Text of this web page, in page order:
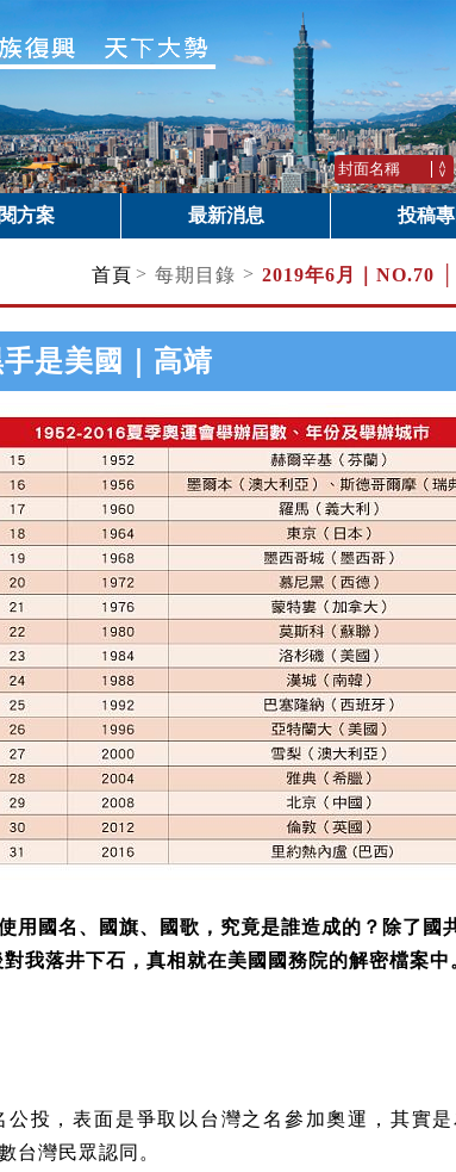
方案 最新消息 投稿
首頁 > 每期目錄 > 2019年6月｜ NO.70
是美國｜高靖
用國名、國旗、國歌，究竟是誰造成的？除了國
我落井下石，真相就在美國國務院的解密檔案中。
公投，表面是爭取以台灣之名參加奧運，其實
台灣民眾認同。